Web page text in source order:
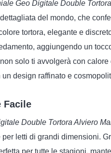
Geo Digitale Double
del mondo, che
tortora, elegante e
aggiungendo un
solo ti avvolgerà con calore
design raffinato e
Facile
Double Tortora Alviero
letti di grandi dimensioni.
per tutte le stagioni,